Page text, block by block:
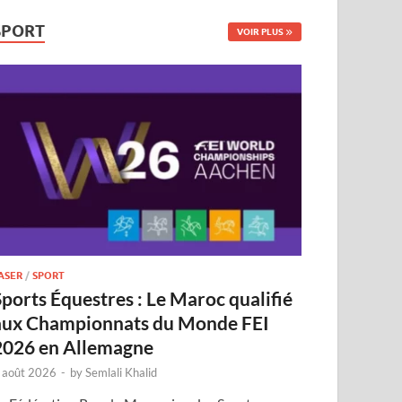
VOIR PLUS
/SPORT
Équestres : Le Maroc qualifié
Championnats du Monde FEI
en Allemagne
2026 - bySemlali Khalid